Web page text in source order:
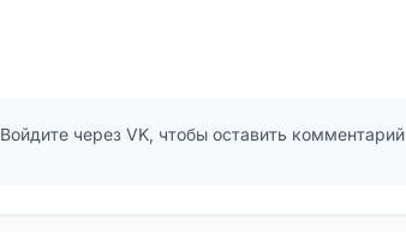
Войдите через VK, чтобы оставить комментарий